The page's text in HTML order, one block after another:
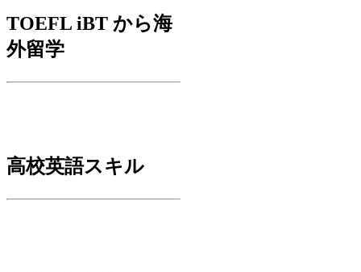
TOEFL iBT から海
外留学
高校英語スキル